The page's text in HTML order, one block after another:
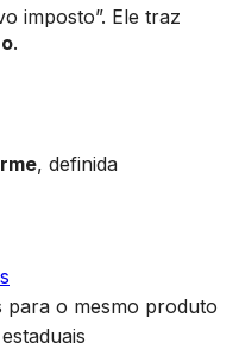
imposto”. Ele traz
.
, definida
para o mesmo produto